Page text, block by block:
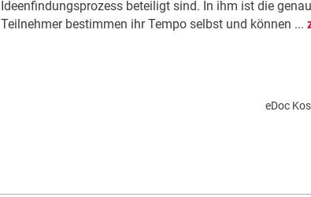
Ideenfindungsprozess beteiligt sind. In ihm ist die
Teilnehmer bestimmen ihr Tempo selbst und können ...
eDoc